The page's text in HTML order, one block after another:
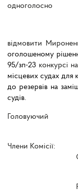
одноголосно
відмовити
оголошеному
95/зп-23 конкурсі
місцевих судах для
до резервів на
судів.
В.О.
О.Л.
Р.І.